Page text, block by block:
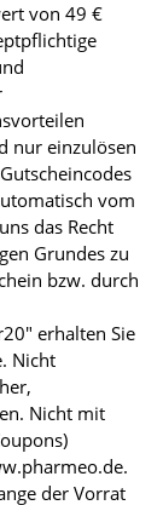
von 49 €
nur einzulösen
vom
das Recht
Grundes zu
bzw. durch
erhalten Sie
Nicht
Nicht mit
der Vorrat